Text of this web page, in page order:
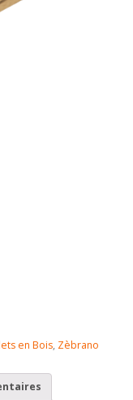
en Bois, Zèbrano